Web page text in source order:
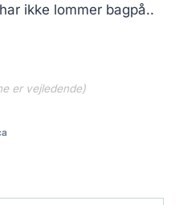
ikke lommer bagpå..
er vejledende)